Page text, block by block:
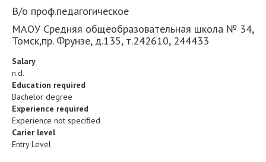
В/о проф.педагогическое
МАОУ Средняя общеобразовательная школа № 34,
Томск,пр. Фрунзе, д.135, т.242610, 244433
Salary
n.d.
Education required
Bachelor degree
Experience required
Experience not specified
Carier level
Entry Level